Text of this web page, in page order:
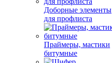
Доборные элементы
для профлиста
Праймеры, мастики
битумные